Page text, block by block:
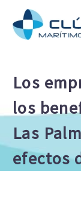
Los
los
Las
efectos